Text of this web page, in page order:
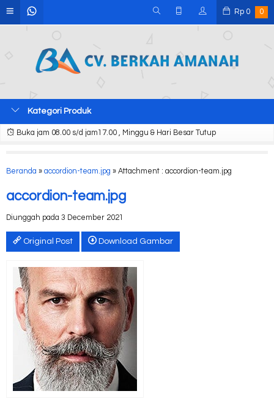
Rp 0 0
Kategori Produk
Buka jam 08.00 s/d jam17.00 , Minggu & Hari Besar Tutup
Beranda » accordion-team.jpg » Attachment : accordion-team.jpg
accordion-team.jpg
Diunggah pada 3 December 2021
Original Post Download Gambar